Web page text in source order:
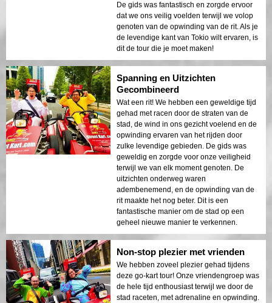
De gids was fantastisch en zorgde ervoor
dat we ons veilig voelden terwijl we volop
genoten van de opwinding van de rit. Als je
de levendige kant van Tokio wilt ervaren, is
dit de tour die je moet maken!
Spanning en Uitzichten
Gecombineerd
Wat een rit! We hebben een geweldige tijd
gehad met racen door de straten van de
stad, de wind in ons gezicht voelend en de
opwinding ervaren van het rijden door
zulke levendige gebieden. De gids was
geweldig en zorgde voor onze veiligheid
terwijl we van elk moment genoten. De
uitzichten onderweg waren
adembenemend, en de opwinding van de
rit maakte het nog beter. Dit is een
fantastische manier om de stad op een
geheel nieuwe manier te verkennen.
Non-stop plezier met vrienden
We hebben zoveel plezier gehad tijdens
deze go-kart tour! Onze vriendengroep was
de hele tijd enthousiast terwijl we door de
stad raceten, met adrenaline en opwinding.